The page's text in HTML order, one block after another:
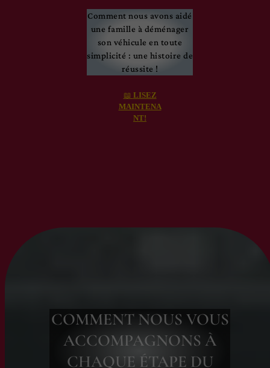
Comment nous avons aidé
une famille à déménager
son véhicule en toute
simplicité : une histoire de
réussite !
📖 LISEZ
MAINTENA
NT!
COMMENT NOUS VOUS
ACCOMPAGNONS À
CHAQUE ÉTAPE DU